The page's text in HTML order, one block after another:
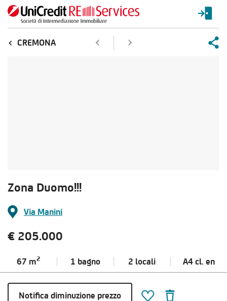
CREMONA
Zona Duomo!!!
Via Manini
€ 205.000
67 m2 1 bagno 2 locali A4 cl. en
Notifica diminuzione prezzo